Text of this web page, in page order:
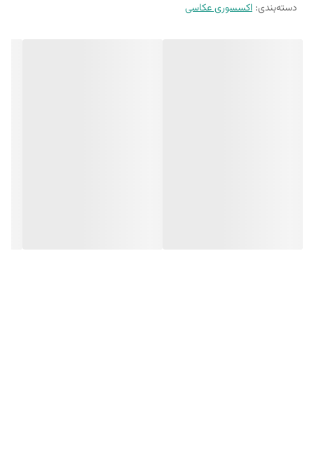
دسته‌بندی: اکسسوری عکاسی